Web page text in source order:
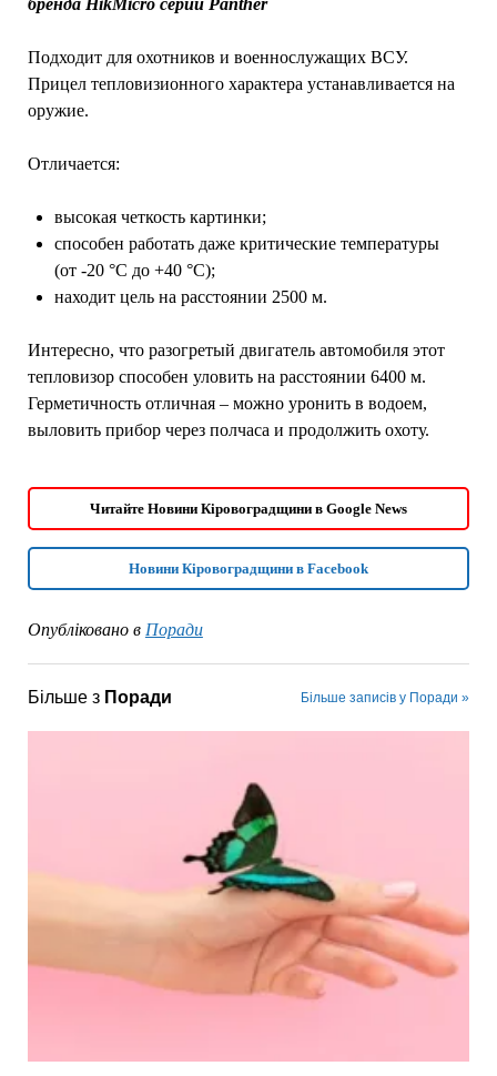
Подходит для охотников и военнослужащих ВСУ.
Прицел тепловизионного характера устанавливается на
оружие.
Отличается:
высокая четкость картинки;
способен работать даже критические температуры
(от -20 °C до +40 °C);
находит цель на расстоянии 2500 м.
Интересно, что разогретый двигатель автомобиля этот
тепловизор способен уловить на расстоянии 6400 м.
Герметичность отличная – можно уронить в водоем,
выловить прибор через полчаса и продолжить охоту.
Читайте Новини Кіровоградщини в Google News
Новини Кіровоградщини в Facebook
Опубліковано в Поради
Більше з Поради Більше записів у Поради »